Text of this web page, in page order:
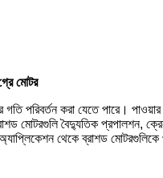
মোটর
পরিবর্তন করা যেতে পারে।
মোটরগুলি বৈদ্যুতিক
থেকে ব্রাশড